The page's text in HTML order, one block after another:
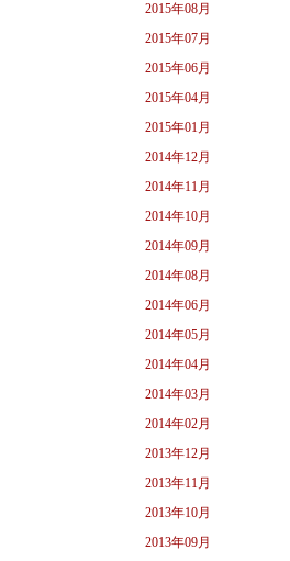
2015年08月
2015年07月
2015年06月
2015年04月
2015年01月
2014年12月
2014年11月
2014年10月
2014年09月
2014年08月
2014年06月
2014年05月
2014年04月
2014年03月
2014年02月
2013年12月
2013年11月
2013年10月
2013年09月